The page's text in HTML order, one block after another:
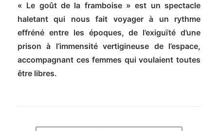
« Le goût de la framboise » est un spectacle
haletant qui nous fait voyager à un rythme
effréné entre les époques, de l’exiguïté d’une
prison à l’immensité vertigineuse de l’espace,
accompagnant ces femmes qui voulaient toutes
être libres.